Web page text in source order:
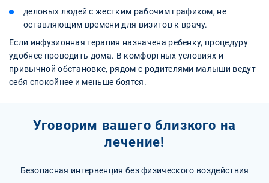
деловых людей с жестким рабочим графиком, не
оставляющим времени для визитов к врачу.
Если инфузионная терапия назначена ребенку, процедуру
удобнее проводить дома. В комфортных условиях и
привычной обстановке, рядом с родителями малыши ведут
себя спокойнее и меньше боятся.
Уговорим вашего близкого на
лечение!
Безопасная интервенция без физического воздействия